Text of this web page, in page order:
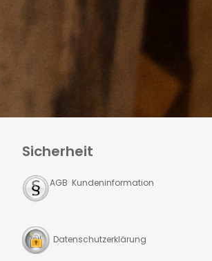
Sicherheit
AGB Kundeninformation
Datenschutzerklärung